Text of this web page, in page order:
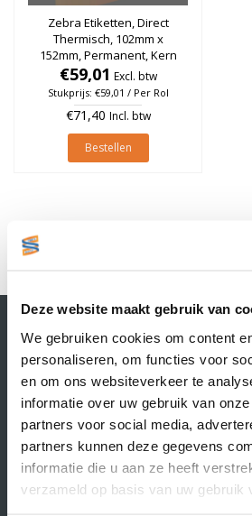
Deze website maakt gebruik van
We gebruiken cookies om content
personaliseren, om functies voor
en om ons websiteverkeer te
informatie over uw gebruik van
partners voor social media,
partners kunnen deze gegevens
informatie die u aan ze heeft
verzameld op basis van uw gebruik
Zebra Etiketten, Direct
Thermisch, 102mm x
152mm, Permanent, Kern
76mm, Oranje, rol à 950
stuks
€59,01 Excl. btw
Stukprijs: €59,01 / Per Rol
€71,40 Incl. btw
Bestellen
Contactgegevens
Supply Service B.V.
Nijverheidsstraat 25-K
3861 RJ Nijkerk
info@supplyservice.nl
+31 33 468 13 42
KvK nummer: 66384737